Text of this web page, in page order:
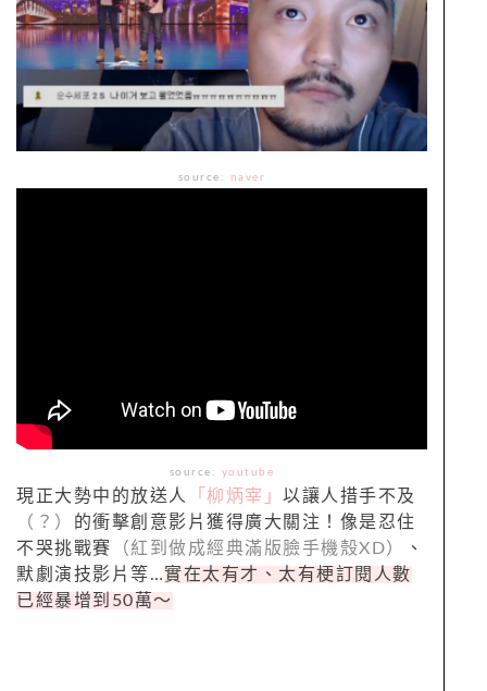
source: naver
source: youtube
現正大勢中的放送人 「柳炳宰」 以讓人措手不及
（？）
的衝擊創意影片獲得廣大關注！像是忍住
不哭挑戰賽 （紅到做成經典滿版臉手機殼XD）
、
默劇演技影片等…實在太有才、太有梗訂閱人數
已經暴增到50萬～